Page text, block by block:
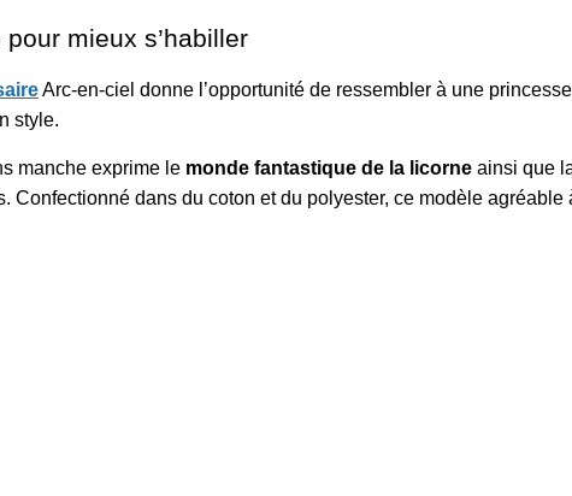
mieux s’habiller
Arc-en-ciel donne l’opportunité de ressembler à une
style.
manche exprime le monde fantastique de la licorne ainsi que
dans du coton et du polyester, ce modèle agréable